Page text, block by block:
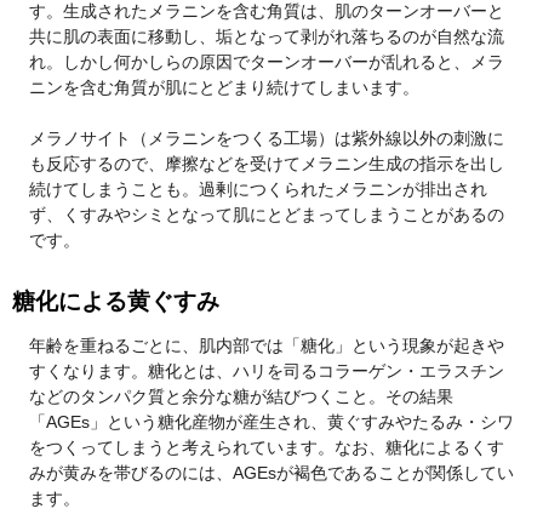
す。生成されたメラニンを含む角質は、肌のターンオーバーと
共に肌の表面に移動し、垢となって剥がれ落ちるのが自然な流
れ。しかし何かしらの原因でターンオーバーが乱れると、メラ
ニンを含む角質が肌にとどまり続けてしまいます。
メラノサイト（メラニンをつくる工場）は紫外線以外の刺激に
も反応するので、摩擦などを受けてメラニン生成の指示を出し
続けてしまうことも。過剰につくられたメラニンが排出され
ず、くすみやシミとなって肌にとどまってしまうことがあるの
です。
糖化による黄ぐすみ
年齢を重ねるごとに、肌内部では「糖化」という現象が起きや
すくなります。糖化とは、ハリを司るコラーゲン・エラスチン
などのタンパク質と余分な糖が結びつくこと。その結果
「AGEs」という糖化産物が産生され、黄ぐすみやたるみ・シワ
をつくってしまうと考えられています。なお、糖化によるくす
みが黄みを帯びるのには、AGEsが褐色であることが関係してい
ます。